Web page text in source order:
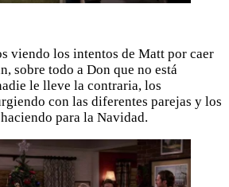
viendo los intentos de Matt por caer
sobre todo a Don que no está
le lleve la contraria, los
con las diferentes parejas y los
para la Navidad.